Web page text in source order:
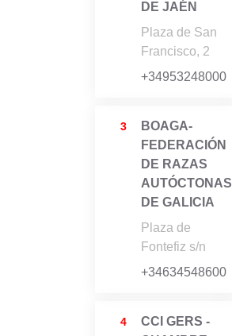
DE JAÉN
Plaza de San
Francisco, 2
+34953248000
3
BOAGA-
FEDERACIÓN
DE RAZAS
AUTÓCTONAS
DE GALICIA
Plaza de
Fontefiz s/n
+34634548600
4
CCI GERS -